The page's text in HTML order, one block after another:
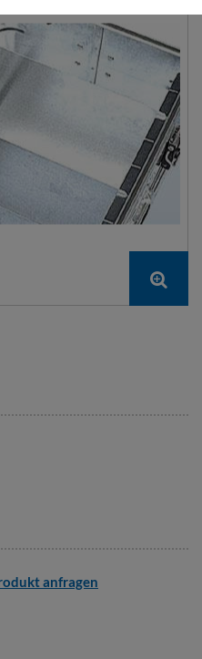
anfragen